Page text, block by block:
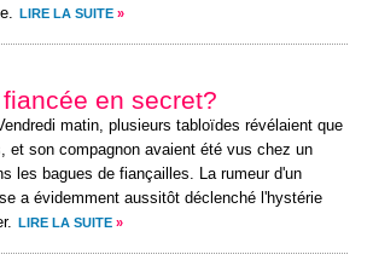
LIRE LA SUITE »
en secret?
matin, plusieurs tabloïdes révélaient que
et son compagnon avaient été vus chez un
les bagues de fiançailles. La rumeur d'un
a évidemment aussitôt déclenché l'hystérie
LIRE LA SUITE »